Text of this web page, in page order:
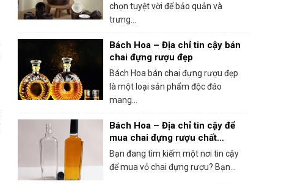
chọn tuyệt vời để bảo quản và
trưng...
Bách Hoa – Địa chỉ tin cậy bán
chai đựng rượu đẹp
Bách Hoa bán chai đựng rượu đẹp
là một loại sản phẩm độc đáo
mang...
Bách Hoa – Địa chỉ tin cậy để
mua chai đựng rượu chất
lượng cao
Bạn đang tìm kiếm một nơi tin cậy
để mua vỏ chai đựng rượu? Bạn...